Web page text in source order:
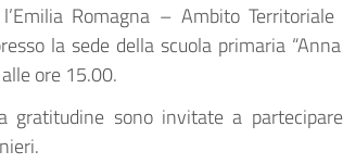
Romagna – Ambito
la sede della scuola primaria
ore 15.00.
gratitudine sono invitate a